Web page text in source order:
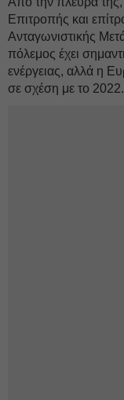
Επιτροπής και
Ανταγωνιστικής
πόλεμος έχει
ενέργειας, αλλά η
σε σχέση με το 2022.